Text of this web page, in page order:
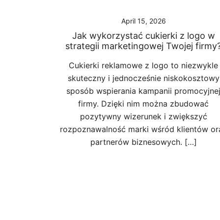
April 15, 2026
Jak wykorzystać cukierki z logo w
strategii marketingowej Twojej
Cukierki reklamowe z logo to niezwykle
skuteczny i jednocześnie niskokosztowy
sposób wspierania kampanii promocyjnej
firmy. Dzięki nim można zbudować
pozytywny wizerunek i zwiększyć
rozpoznawalność marki wśród klientów
partnerów biznesowych. […]